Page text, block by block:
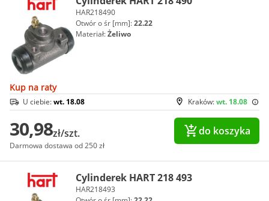
HAR218490
Otwór o śr [mm]:22.22
Materiał:Żeliwo
Kup na raty
Kraków:wt. 18.08
U ciebie:wt. 18.08
30,98zł/szt.
Darmowa dostawa od 250 zł
do koszyka
Cylinderek HART 218 493
HAR218493